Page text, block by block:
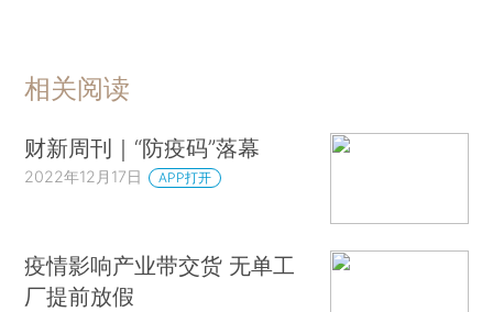
相关阅读
财新周刊｜“防疫码”落幕
2022年12月17日 APP打开
疫情影响产业带交货 无单工
厂提前放假